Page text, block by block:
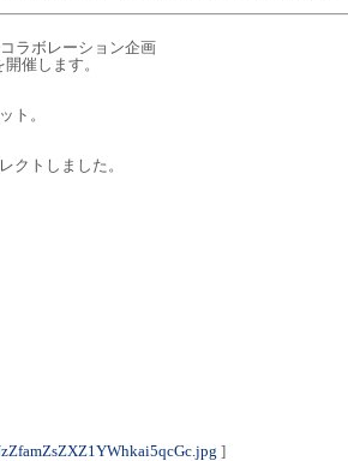
ラボレーション企画
催します。
ト。
クトしました。
]